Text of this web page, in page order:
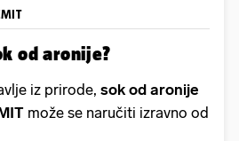
od aronije?
iz prirode, sok od aronije
može se naručiti izravno od